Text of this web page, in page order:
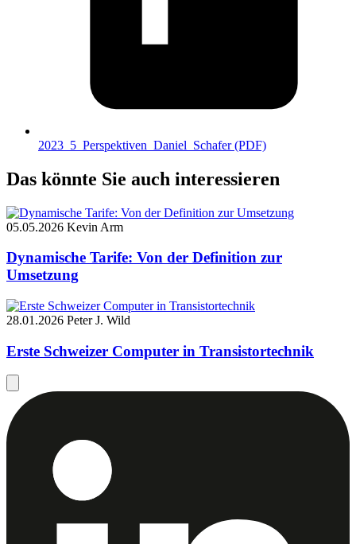
2023_5_Perspektiven_Daniel_Schafer(PDF)
Das könnte Sie auch interessieren
05.05.2026 Kevin Arm
Dynamische Tarife: Von der Definition zur
Umsetzung
28.01.2026 Peter J. Wild
Erste Schweizer Computer in Transistortechnik